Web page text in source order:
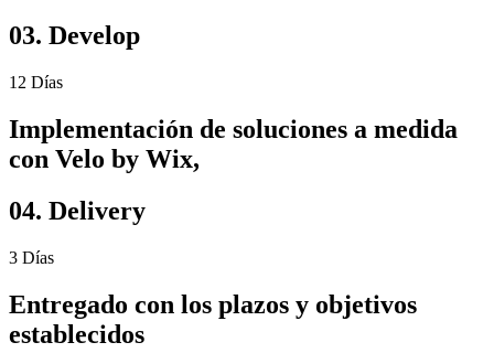
03. Develop
12 Días
Implementación de soluciones a medida
con Velo by Wix,
04. Delivery
3 Días
Entregado con los plazos y objetivos
establecidos